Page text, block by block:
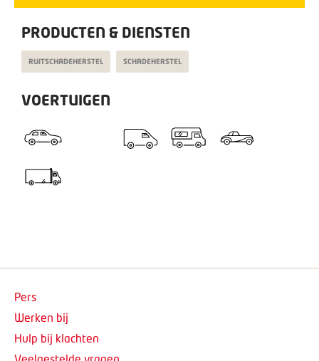
PRODUCTEN & DIENSTEN
RUITSCHADEHERSTEL SCHADEHERSTEL
VOERTUIGEN
Pers
Werken bij
Hulp bij klachten